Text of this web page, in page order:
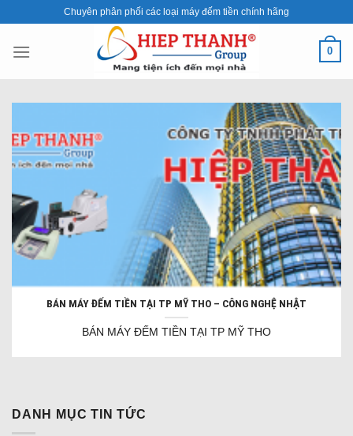
content
Chuyên phân phối các loại máy đếm tiền chính hãng
0
BÁN MÁY ĐẾM TIỀN TẠI TP MỸ THO – CÔNG NGHỆ NHẬT
BÁN MÁY ĐẾM TIỀN TẠI TP MỸ THO
DANH MỤC TIN TỨC